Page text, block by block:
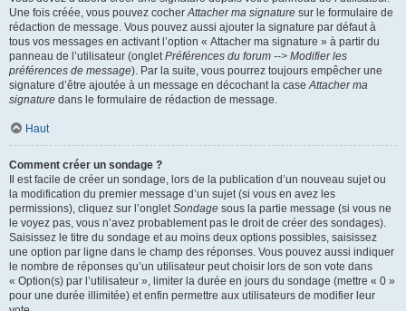
Une fois créée, vous pouvez cocherAttacher ma signature sur le formulaire de
rédaction de message. Vous pouvez aussi ajouter la signature par défaut à
tous vos messages en activant l’option « Attacher ma signature » à partir du
panneau de l’utilisateur (ongletPréférences du forum --> Modifier les
préférences de message). Par la suite, vous pourrez toujours empêcher une
signature d’être ajoutée à un message en décochant la caseAttacher ma
signature dans le formulaire de rédaction de message.
Haut
Comment créer un sondage ?
Il est facile de créer un sondage, lors de la publication d’un nouveau sujet ou
la modification du premier message d’un sujet (si vous en avez les
permissions), cliquez sur l’ongletSondage sous la partie message (si vous ne
le voyez pas, vous n’avez probablement pas le droit de créer des sondages).
Saisissez le titre du sondage et au moins deux options possibles, saisissez
une option par ligne dans le champ des réponses. Vous pouvez aussi indiquer
le nombre de réponses qu’un utilisateur peut choisir lors de son vote dans
« Option(s) par l’utilisateur », limiter la durée en jours du sondage (mettre « 0 »
pour une durée illimitée) et enfin permettre aux utilisateurs de modifier leur